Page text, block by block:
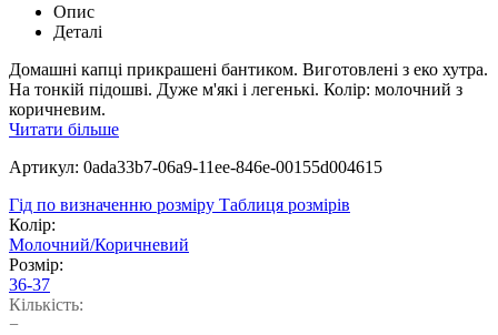
Опис
Деталі
Домашні капці прикрашені бантиком. Виготовлені з еко хутра.
На тонкій підошві. Дуже м'які і легенькі. Колір: молочний з
коричневим.
Читати більше
Артикул: 0ada33b7-06a9-11ee-846e-00155d004615
Гід по визначенню розміру Таблиця розмірів
Колір:
Молочний/Коричневий
Розмір:
36-37
Кількість:
−